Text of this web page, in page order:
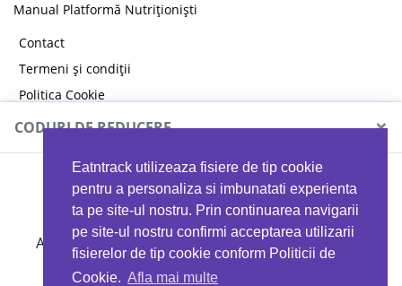
Eatntrack utilizeaza fisiere de tip cookie
pentru a personaliza si imbunatati experienta
ta pe site-ul nostru. Prin continuarea navigarii
pe site-ul nostru confirmi acceptarea utilizarii
fisierelor de tip cookie conform Politicii de
Cookie. Afla mai multe
Manual Platformă Nutriționiști
Contact
Termeni și condiții
Politica Cookie
Politica de confidențialitate
CODURI DE REDUCERE ×
MYPROTEIN
Ai 40%reducere la orice comandă folosind codul
EATTRACK